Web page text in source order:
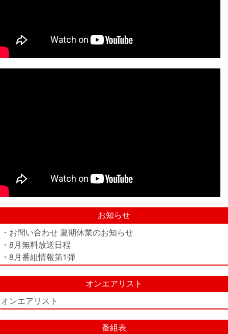
お知らせ
・お問い合わせ 夏期休業のお知らせ
・8月無料放送日程
・8月番組情報第1弾
オンエアリスト
オンエアリスト
番組表